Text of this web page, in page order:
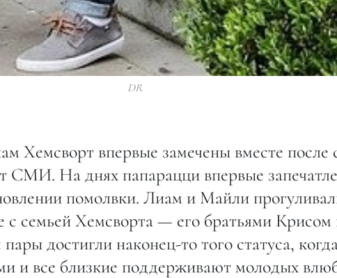
DR
Хемсворт впервые замечены вместе после
СМИ. На днях папарацци впервые
помолвки. Лиам и Майли
с семьей Хемсворта — его братьями
достигли наконец-то того статуса,
и все близкие поддерживают молодых